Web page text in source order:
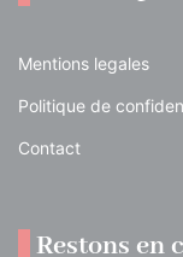
Mentions legales
Politique de
Contact
Restons en